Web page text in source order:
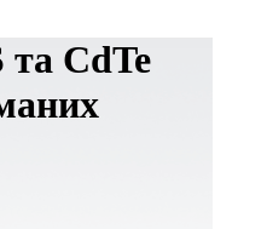
та CdTe